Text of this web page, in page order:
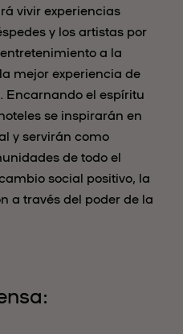
vivir experiencias
y los artistas por
a la
mejor experiencia de
Encarnando el espíritu
se inspirarán en
y servirán como
de todo el
social positivo, la
a través del poder de la